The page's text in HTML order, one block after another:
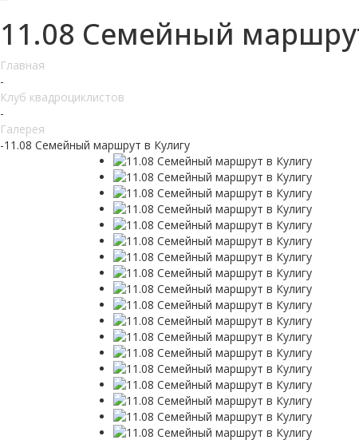
11.08 Семейный
Главная
-
Клуб квадроциклистов
-
Галерея
-11.08 Семейный маршрут в Кулигу